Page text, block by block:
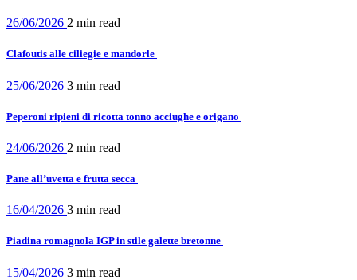
26/06/2026 2 min read
Clafoutis alle ciliegie e mandorle
25/06/2026 3 min read
Peperoni ripieni di ricotta tonno acciughe e origano
24/06/2026 2 min read
Pane all’uvetta e frutta secca
16/04/2026 3 min read
Piadina romagnola IGP in stile galette bretonne
15/04/2026 3 min read